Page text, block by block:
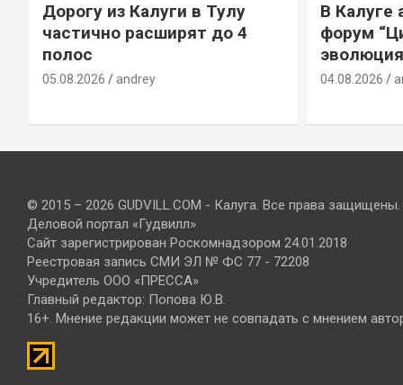
Дорогу из Калуги в Тулу
частично расширят до 4
полос
05.08.2026 andrey
В Калуге
форум
04.08.2026
© 2015 – 2026 GUDVILL.COM - Калуга. Все права защищены.
Деловой портал «Гудвилл»
Сайт зарегистрирован Роскомнадзором 24.01.2018
Реестровая запись СМИ ЭЛ № ФС 77 - 72208
Учредитель ООО «ПРЕССА»
Главный редактор: Попова Ю.В.
16+. Мнение редакции может не совпадать с мнением